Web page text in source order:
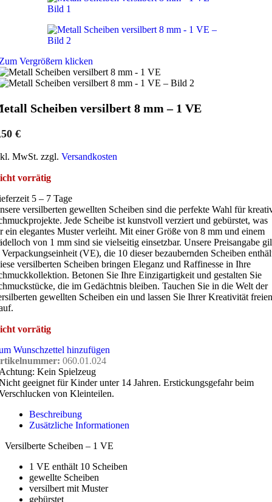
Vergrößern klicken
Scheiben versilbert 8 mm – 1 VE
€
MwSt. zzgl. Versandkosten
vorrätig
5 – 7 Tage
versilberten gewellten Scheiben sind die perfekte Wahl für
Jede Scheibe ist kunstvoll verziert und gebürstet, was
ein elegantes Muster verleiht. Mit einer Größe von 8 mm und einem
von 1 mm sind sie vielseitig einsetzbar. Unsere Preisangabe
Verpackungseinheit (VE), die 10 dieser bezaubernden Scheiben
versilberten Scheiben bringen Eleganz und Raffinesse in Ihre
Betonen Sie Ihre Einzigartigkeit und gestalten Sie
die im Gedächtnis bleiben. Tauchen Sie in die Welt der
gewellten Scheiben ein und lassen Sie Ihrer Kreativität freien
vorrätig
Wunschzettel hinzufügen
060.01.024
Kein Spielzeug
geeignet für Kinder unter 14 Jahren. Erstickungsgefahr beim
von Kleinteilen.
Beschreibung
Zusätzliche Informationen
Versilberte Scheiben – 1 VE
1 VE enthält 10 Scheiben
gewellte Scheiben
versilbert mit Muster
gebürstet